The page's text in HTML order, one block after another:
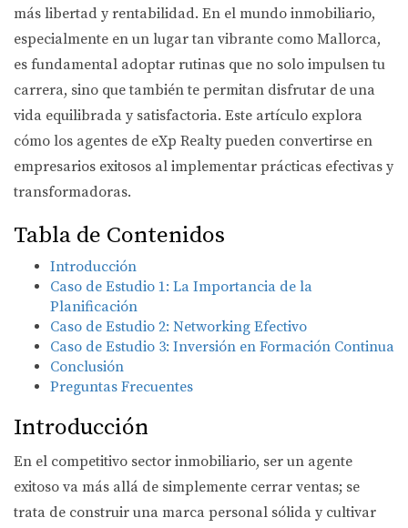
más libertad y rentabilidad. En el mundo inmobiliario,
especialmente en un lugar tan vibrante como Mallorca,
es fundamental adoptar rutinas que no solo impulsen tu
carrera, sino que también te permitan disfrutar de una
vida equilibrada y satisfactoria. Este artículo explora
cómo los agentes de eXp Realty pueden convertirse en
empresarios exitosos al implementar prácticas efectivas y
transformadoras.
Tabla de Contenidos
Introducción
Caso de Estudio 1: La Importancia de la
Planificación
Caso de Estudio 2: Networking Efectivo
Caso de Estudio 3: Inversión en Formación Continua
Conclusión
Preguntas Frecuentes
Introducción
En el competitivo sector inmobiliario, ser un agente
exitoso va más allá de simplemente cerrar ventas; se
trata de construir una marca personal sólida y cultivar